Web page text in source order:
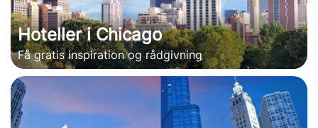
Hoteller i Chicago
Få gratis inspiration og rådgivning